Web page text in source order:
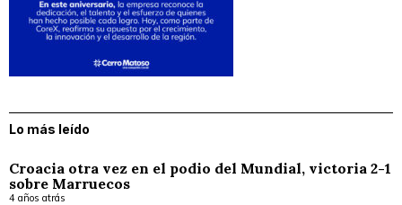
Lo más leído
Croacia otra vez en el podio del Mundial, victoria 2-1
sobre Marruecos
4 años atrás